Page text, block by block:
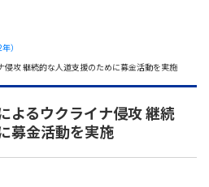
）
攻 継続的な人道支援のために募金活動を実施
よるウクライナ侵攻 継続
募金活動を実施